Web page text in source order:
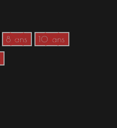
8 ans 10 ans